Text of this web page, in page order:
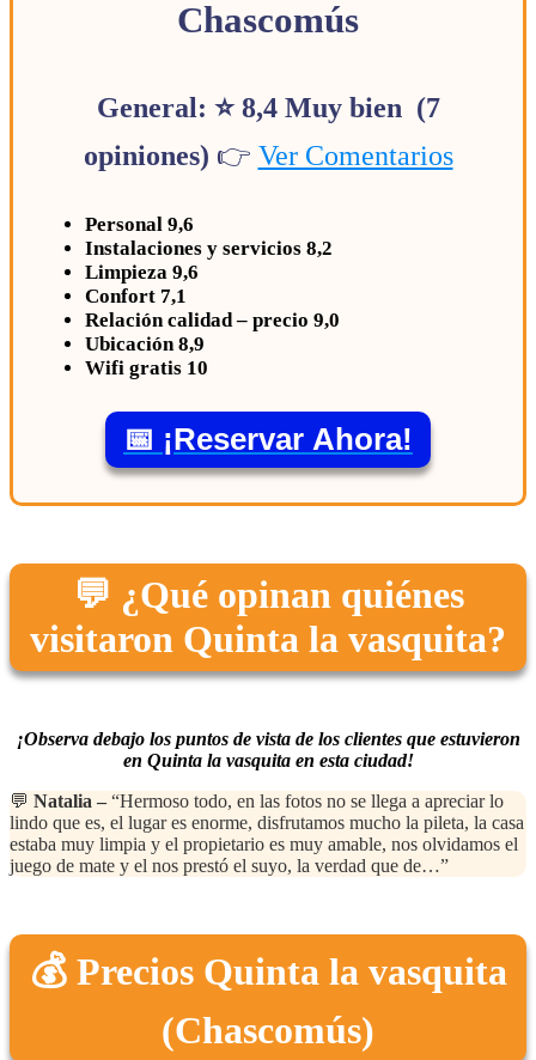
Chascomús
General: ⭐ 8,4 Muy bien (7
opiniones) 👉 Ver Comentarios
Personal 9,6
Instalaciones y servicios 8,2
Limpieza 9,6
Confort 7,1
Relación calidad – precio 9,0
Ubicación 8,9
Wifi gratis 10
📅 ¡Reservar Ahora!
💬 ¿Qué opinan quiénes
visitaron Quinta la vasquita?
¡Observa debajo los puntos de vista de los clientes que estuvieron
en Quinta la vasquita en esta ciudad!
💬 Natalia – “Hermoso todo, en las fotos no se llega a apreciar lo
lindo que es, el lugar es enorme, disfrutamos mucho la pileta, la casa
estaba muy limpia y el propietario es muy amable, nos olvidamos el
juego de mate y el nos prestó el suyo, la verdad que de…”
💰 Precios Quinta la vasquita
(Chascomús)